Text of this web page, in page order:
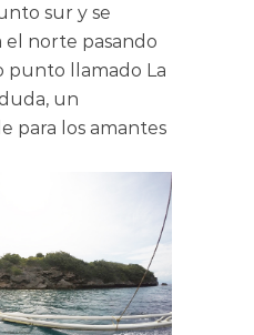
sur y se
el norte pasando
punto llamado La
un
para los amantes